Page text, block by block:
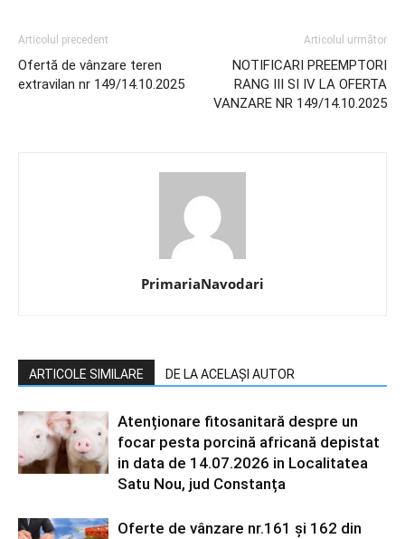
Articolul precedent
Ofertă de vânzare teren
extravilan nr 149/14.10.2025
Articolul următor
NOTIFICARI PREEMPTORI
RANG III SI IV LA OFERTA
VANZARE NR 149/14.10.2025
PrimariaNavodari
ARTICOLE SIMILARE DE LA ACELAȘI AUTOR
Atenționare fitosanitară despre un
focar pesta porcină africană depistat
in data de 14.07.2026 in Localitatea
Satu Nou, jud Constanța
Oferte de vânzare nr.161 și 162 din